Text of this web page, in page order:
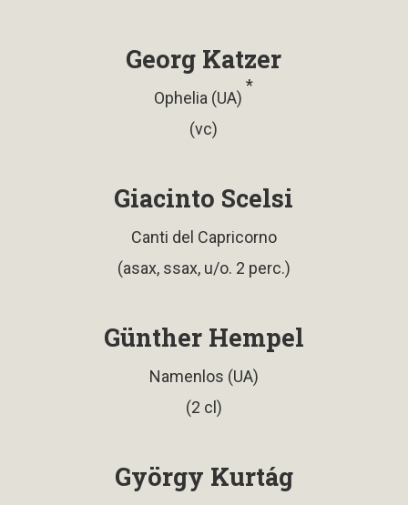
Georg Katzer
Ophelia (UA)
*
(vc)
Giacinto Scelsi
Canti del Capricorno
(asax, ssax, u/o. 2 perc.)
Günther Hempel
Namenlos (UA)
(2 cl)
György Kurtág